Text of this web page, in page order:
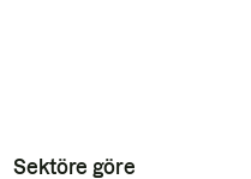
Sektöre göre